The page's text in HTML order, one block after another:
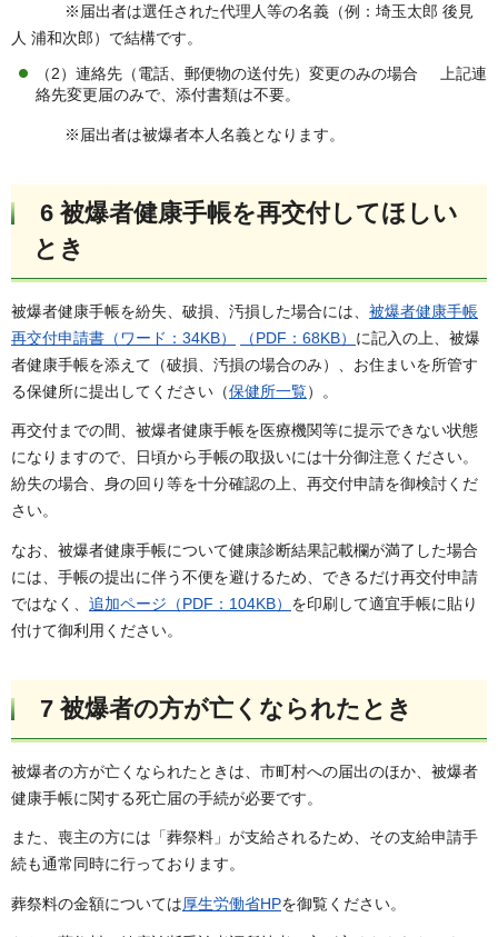
※届出者は選任された代理人等の名義（例：埼玉太郎 後見
人 浦和次郎）で結構です。
（2）連絡先（電話、郵便物の送付先）変更のみの場合 上記連
絡先変更届のみで、添付書類は不要。
※届出者は被爆者本人名義となります。
6 被爆者健康手帳を再交付してほしい
とき
被爆者健康手帳を紛失、破損、汚損した場合には、 被爆者健康手帳
再交付申請書（ワード：34KB）
（PDF：68KB） に記入の上、被爆
者健康手帳を添えて（破損、汚損の場合のみ）、お住まいを所管す
る保健所に提出してください（保健所一覧）。
再交付までの間、被爆者健康手帳を医療機関等に提示できない状態
になりますので、日頃から手帳の取扱いには十分御注意ください。
紛失の場合、身の回り等を十分確認の上、再交付申請を御検討くだ
さい。
なお、被爆者健康手帳について健康診断結果記載欄が満了した場合
には、手帳の提出に伴う不便を避けるため、できるだけ再交付申請
ではなく、 追加ページ（PDF：104KB） を印刷して適宜手帳に貼り
付けて御利用ください。
7 被爆者の方が亡くなられたとき
被爆者の方が亡くなられたときは、市町村への届出のほか、被爆者
健康手帳に関する死亡届の手続が必要です。
また、喪主の方には「葬祭料」が支給されるため、その支給申請手
続も通常同時に行っております。
葬祭料の金額については厚生労働省HPを御覧ください。